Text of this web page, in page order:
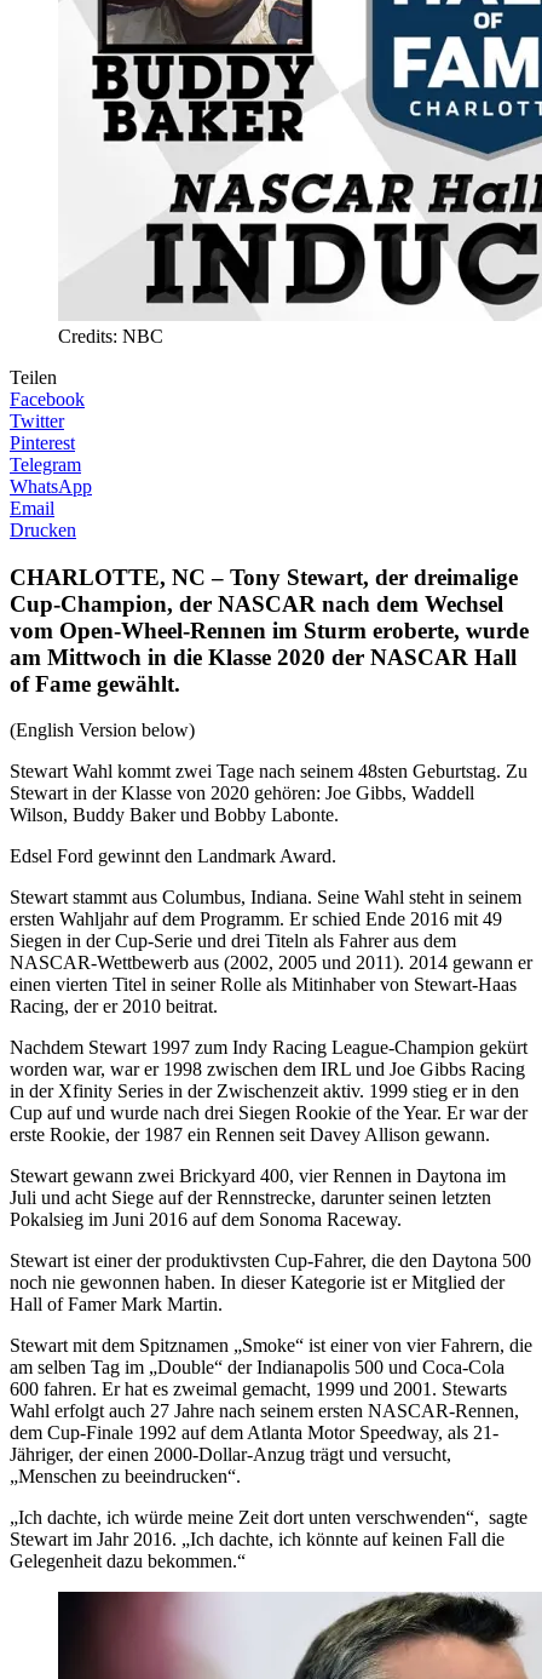
Credits: NBC
Teilen
Facebook
Twitter
Pinterest
Telegram
WhatsApp
Email
Drucken
CHARLOTTE, NC – Tony Stewart, der dreimalige
Cup-Champion, der NASCAR nach dem Wechsel
vom Open-Wheel-Rennen im Sturm eroberte, wurde
am Mittwoch in die Klasse 2020 der NASCAR Hall
of Fame gewählt.
(English Version below)
Stewart Wahl kommt zwei Tage nach seinem 48sten Geburtstag. Zu
Stewart in der Klasse von 2020 gehören: Joe Gibbs, Waddell
Wilson, Buddy Baker und Bobby Labonte.
Edsel Ford gewinnt den Landmark Award.
Stewart stammt aus Columbus, Indiana. Seine Wahl steht in seinem
ersten Wahljahr auf dem Programm. Er schied Ende 2016 mit 49
Siegen in der Cup-Serie und drei Titeln als Fahrer aus dem
NASCAR-Wettbewerb aus (2002, 2005 und 2011). 2014 gewann er
einen vierten Titel in seiner Rolle als Mitinhaber von Stewart-Haas
Racing, der er 2010 beitrat.
Nachdem Stewart 1997 zum Indy Racing League-Champion gekürt
worden war, war er 1998 zwischen dem IRL und Joe Gibbs Racing
in der Xfinity Series in der Zwischenzeit aktiv. 1999 stieg er in den
Cup auf und wurde nach drei Siegen Rookie of the Year. Er war der
erste Rookie, der 1987 ein Rennen seit Davey Allison gewann.
Stewart gewann zwei Brickyard 400, vier Rennen in Daytona im
Juli und acht Siege auf der Rennstrecke, darunter seinen letzten
Pokalsieg im Juni 2016 auf dem Sonoma Raceway.
Stewart ist einer der produktivsten Cup-Fahrer, die den Daytona 500
noch nie gewonnen haben. In dieser Kategorie ist er Mitglied der
Hall of Famer Mark Martin.
Stewart mit dem Spitznamen „Smoke“ ist einer von vier Fahrern, die
am selben Tag im „Double“ der Indianapolis 500 und Coca-Cola
600 fahren. Er hat es zweimal gemacht, 1999 und 2001. Stewarts
Wahl erfolgt auch 27 Jahre nach seinem ersten NASCAR-Rennen,
dem Cup-Finale 1992 auf dem Atlanta Motor Speedway, als 21-
Jähriger, der einen 2000-Dollar-Anzug trägt und versucht,
„Menschen zu beeindrucken“.
„Ich dachte, ich würde meine Zeit dort unten verschwenden“, sagte
Stewart im Jahr 2016. „Ich dachte, ich könnte auf keinen Fall die
Gelegenheit dazu bekommen.“